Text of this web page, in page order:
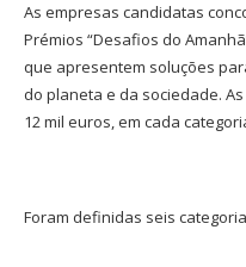
As empresas candidatas
Prémios “Desafios do
que apresentem soluções
do planeta e da sociedade.
12 mil euros, em cada
Foram definidas seis